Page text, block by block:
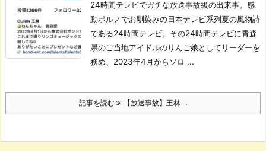
24時間テレビでガチな放送事故級の出来事。 感
動ポルノでお馴染みの日本テレビ系列夏の風物詩
である24時間テレビ。 その24時間テレビに青森
県のご当地アイドルのりんご娘としてリーダーを
務め、2023年4月からソロ ...
記事を読む 【放送事故】王林 ...